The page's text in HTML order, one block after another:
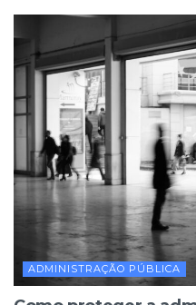
ADMINISTRAÇÃO PÚBLICA